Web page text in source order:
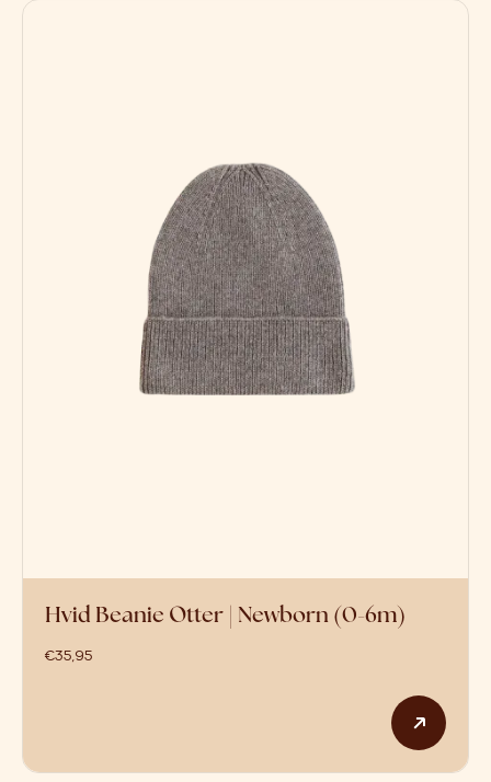
Hvid Beanie Otter | Newborn (0-6m)
€35,95